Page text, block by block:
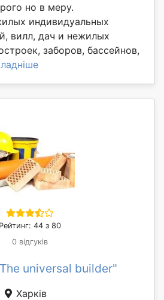
но в меру.
индивидуальных
вилл, дач и нежилых
заборов, бассейнов,
Рейтинг: 44 з 80
0 відгуків
universal builder"
Харків